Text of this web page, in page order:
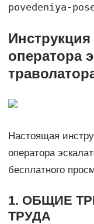
povedeniya-
оператора
Настоящая
оператора
бесплатного
1. ОБЩИЕ
ТРУДА